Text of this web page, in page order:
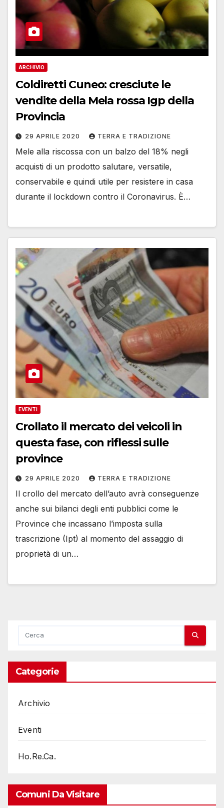
ARCHIVIO
Coldiretti Cuneo: cresciute le
vendite della Mela rossa Igp della
Provincia
29 APRILE 2020 TERRA E TRADIZIONE
Mele alla riscossa con un balzo del 18% negli
acquisti di un prodotto salutare, versatile,
conservabile e quindi utile per resistere in casa
durante il lockdown contro il Coronavirus. È…
EVENTI
Crollato il mercato dei veicoli in
questa fase, con riflessi sulle
province
29 APRILE 2020 TERRA E TRADIZIONE
Il crollo del mercato dell’auto avrà conseguenze
anche sui bilanci degli enti pubblici come le
Province che incassano l’imposta sulla
trascrizione (Ipt) al momento del assaggio di
proprietà di un…
Categorie
Archivio
Eventi
Ho.Re.Ca.
Comuni Da Visitare